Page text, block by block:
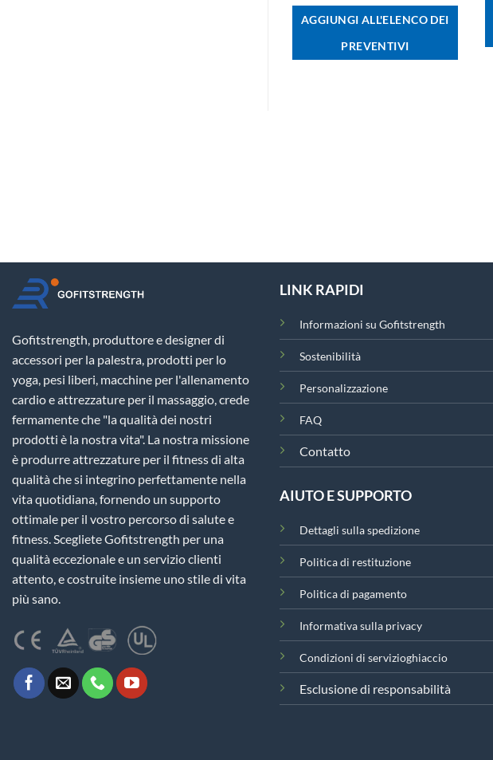
AGGIUNGI ALL'ELENCO DEI
PREVENTIVI
Gofitstrength, produttore e designer di
accessori per la palestra, prodotti per lo
yoga, pesi liberi, macchine per l'allenamento
cardio e attrezzature per il massaggio, crede
fermamente che "la qualità dei nostri
prodotti è la nostra vita". La nostra missione
è produrre attrezzature per il fitness di alta
qualità che si integrino perfettamente nella
vita quotidiana, fornendo un supporto
ottimale per il vostro percorso di salute e
fitness. Scegliete Gofitstrength per una
qualità eccezionale e un servizio clienti
attento, e costruite insieme uno stile di vita
più sano.
LINK RAPIDI
Informazioni su Gofitstrength
Sostenibilità
Personalizzazione
FAQ
Contatto
AIUTO E SUPPORTO
Dettagli sulla spedizione
Politica di restituzione
Politica di pagamento
Informativa sulla privacy
Condizioni di servizioghiaccio
Esclusione di responsabilità